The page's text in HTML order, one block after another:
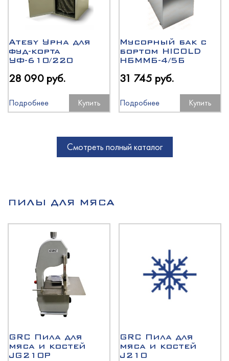
Atesy Урна для
фуд-корта
УФ-610/220
28 090 руб.
Подробнее Купить
Мусорный бак с
бортом HICOLD
НБММБ-4/5Б
31 745 руб.
Подробнее Купить
Смотреть полный каталог
ПИЛЫ ДЛЯ МЯСА
GRC Пила для
мяса и костей
JG210P
GRC Пила для
мяса и костей
J210